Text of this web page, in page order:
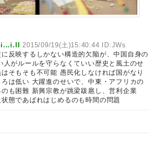
2015/09/19(土)15:40:44 ID:JWs
反映するしかない構造的欠陥が、中国自身の
人がルールを守らなくていい歴史と風土のせ
そもそも不可能 愚民化しなければ国がなり
は低い 大躍進のせいで、中東・アフリカの
も困難 新興宗教が跳梁跋扈し、営利企業
状態であばれはじめるのも時間の問題